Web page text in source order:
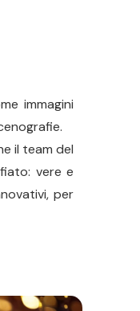
immagini
il team del
vere e
per